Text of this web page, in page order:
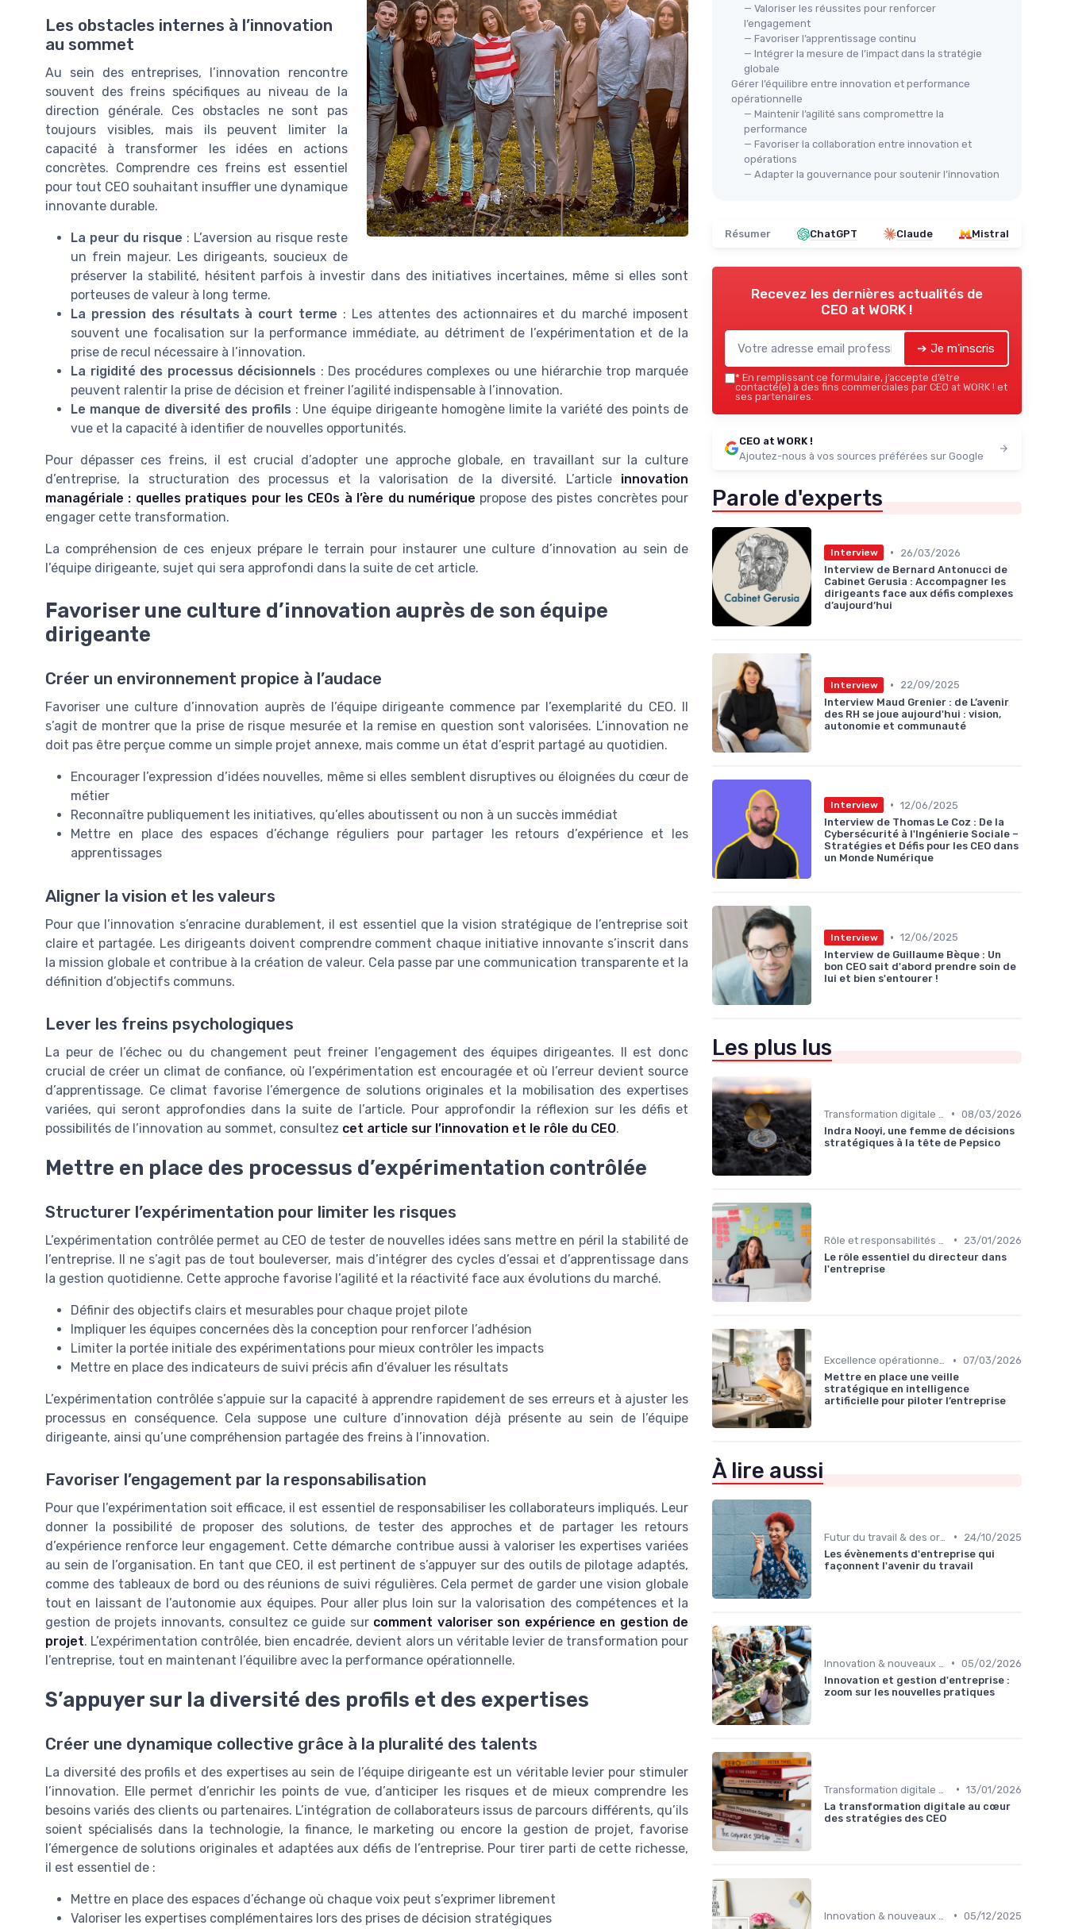
Les obstacles internes à l’innovation
au sommet
Au sein des entreprises, l’innovation rencontre
souvent des freins spécifiques au niveau de la
direction générale. Ces obstacles ne sont pas
toujours visibles, mais ils peuvent limiter la
capacité à transformer les idées en actions
concrètes. Comprendre ces freins est essentiel
pour tout CEO souhaitant insuffler une dynamique
innovante durable.
La peur du risque : L’aversion au risque reste
un frein majeur. Les dirigeants, soucieux de
préserver la stabilité, hésitent parfois à investir dans des initiatives incertaines, même si elles sont
porteuses de valeur à long terme.
La pression des résultats à court terme : Les attentes des actionnaires et du marché imposent
souvent une focalisation sur la performance immédiate, au détriment de l’expérimentation et de la
prise de recul nécessaire à l’innovation.
La rigidité des processus décisionnels : Des procédures complexes ou une hiérarchie trop marquée
peuvent ralentir la prise de décision et freiner l’agilité indispensable à l’innovation.
Le manque de diversité des profils : Une équipe dirigeante homogène limite la variété des points de
vue et la capacité à identifier de nouvelles opportunités.
Pour dépasser ces freins, il est crucial d’adopter une approche globale, en travaillant sur la culture
d’entreprise, la structuration des processus et la valorisation de la diversité. L’article innovation
managériale : quelles pratiques pour les CEOs à l’ère du numérique propose des pistes concrètes pour
engager cette transformation.
La compréhension de ces enjeux prépare le terrain pour instaurer une culture d’innovation au sein de
l’équipe dirigeante, sujet qui sera approfondi dans la suite de cet article.
Favoriser une culture d’innovation auprès de son équipe
dirigeante
Créer un environnement propice à l’audace
Favoriser une culture d’innovation auprès de l’équipe dirigeante commence par l’exemplarité du CEO. Il
s’agit de montrer que la prise de risque mesurée et la remise en question sont valorisées. L’innovation ne
doit pas être perçue comme un simple projet annexe, mais comme un état d’esprit partagé au quotidien.
Encourager l’expression d’idées nouvelles, même si elles semblent disruptives ou éloignées du cœur de
métier
Reconnaître publiquement les initiatives, qu’elles aboutissent ou non à un succès immédiat
Mettre en place des espaces d’échange réguliers pour partager les retours d’expérience et les
apprentissages
Aligner la vision et les valeurs
Pour que l’innovation s’enracine durablement, il est essentiel que la vision stratégique de l’entreprise soit
claire et partagée. Les dirigeants doivent comprendre comment chaque initiative innovante s’inscrit dans
la mission globale et contribue à la création de valeur. Cela passe par une communication transparente et la
définition d’objectifs communs.
Lever les freins psychologiques
La peur de l’échec ou du changement peut freiner l’engagement des équipes dirigeantes. Il est donc
crucial de créer un climat de confiance, où l’expérimentation est encouragée et où l’erreur devient source
d’apprentissage. Ce climat favorise l’émergence de solutions originales et la mobilisation des expertises
variées, qui seront approfondies dans la suite de l’article. Pour approfondir la réflexion sur les défis et
possibilités de l’innovation au sommet, consultez cet article sur l’innovation et le rôle du CEO.
Mettre en place des processus d’expérimentation contrôlée
Structurer l’expérimentation pour limiter les risques
L’expérimentation contrôlée permet au CEO de tester de nouvelles idées sans mettre en péril la stabilité de
l’entreprise. Il ne s’agit pas de tout bouleverser, mais d’intégrer des cycles d’essai et d’apprentissage dans
la gestion quotidienne. Cette approche favorise l’agilité et la réactivité face aux évolutions du marché.
Définir des objectifs clairs et mesurables pour chaque projet pilote
Impliquer les équipes concernées dès la conception pour renforcer l’adhésion
Limiter la portée initiale des expérimentations pour mieux contrôler les impacts
Mettre en place des indicateurs de suivi précis afin d’évaluer les résultats
L’expérimentation contrôlée s’appuie sur la capacité à apprendre rapidement de ses erreurs et à ajuster les
processus en conséquence. Cela suppose une culture d’innovation déjà présente au sein de l’équipe
dirigeante, ainsi qu’une compréhension partagée des freins à l’innovation.
Favoriser l’engagement par la responsabilisation
Pour que l’expérimentation soit efficace, il est essentiel de responsabiliser les collaborateurs impliqués. Leur
donner la possibilité de proposer des solutions, de tester des approches et de partager les retours
d’expérience renforce leur engagement. Cette démarche contribue aussi à valoriser les expertises variées
au sein de l’organisation. En tant que CEO, il est pertinent de s’appuyer sur des outils de pilotage adaptés,
comme des tableaux de bord ou des réunions de suivi régulières. Cela permet de garder une vision globale
tout en laissant de l’autonomie aux équipes. Pour aller plus loin sur la valorisation des compétences et la
gestion de projets innovants, consultez ce guide sur comment valoriser son expérience en gestion de
projet. L’expérimentation contrôlée, bien encadrée, devient alors un véritable levier de transformation pour
l’entreprise, tout en maintenant l’équilibre avec la performance opérationnelle.
S’appuyer sur la diversité des profils et des expertises
Créer une dynamique collective grâce à la pluralité des talents
La diversité des profils et des expertises au sein de l’équipe dirigeante est un véritable levier pour stimuler
l’innovation. Elle permet d’enrichir les points de vue, d’anticiper les risques et de mieux comprendre les
besoins variés des clients ou partenaires. L’intégration de collaborateurs issus de parcours différents, qu’ils
soient spécialisés dans la technologie, la finance, le marketing ou encore la gestion de projet, favorise
l’émergence de solutions originales et adaptées aux défis de l’entreprise. Pour tirer parti de cette richesse,
il est essentiel de :
Mettre en place des espaces d’échange où chaque voix peut s’exprimer librement
Valoriser les expertises complémentaires lors des prises de décision stratégiques
— Valoriser les réussites pour renforcer
l’engagement
— Favoriser l’apprentissage continu
— Intégrer la mesure de l’impact dans la stratégie
globale
Gérer l’équilibre entre innovation et performance
opérationnelle
— Maintenir l’agilité sans compromettre la
performance
— Favoriser la collaboration entre innovation et
opérations
— Adapter la gouvernance pour soutenir l’innovation
Résumer ChatGPT Claude Mistral
Recevez les dernières actualités de
CEO at WORK !
➔ Je m'inscris
* En remplissant ce formulaire, j’accepte d’être
contacté(e) à des fins commerciales par CEO at WORK ! et
ses partenaires.
CEO at WORK !
Ajoutez-nous à vos sources préférées sur Google
Parole d'experts
Interview •
26/03/2026
Interview de Bernard Antonucci de
Cabinet Gerusia : Accompagner les
dirigeants face aux défis complexes
d’aujourd’hui
Interview •
22/09/2025
Interview Maud Grenier : de L’avenir
des RH se joue aujourd'hui : vision,
autonomie et communauté
Interview • 12/06/2025
Interview de Thomas Le Coz : De la
Cybersécurité à l'Ingénierie Sociale –
Stratégies et Défis pour les CEO dans
un Monde Numérique
Interview • 12/06/2025
Interview de Guillaume Bèque : Un
bon CEO sait d'abord prendre soin de
lui et bien s'entourer !
Les plus lus
• 08/03/2026
Indra Nooyi, une femme de décisions
stratégiques à la tête de Pepsico
•
23/01/2026
Le rôle essentiel du directeur dans
l'entreprise
Excellence opérationnelle • 07/03/2026
Mettre en place une veille
stratégique en intelligence
artificielle pour piloter l’entreprise
À lire aussi
•
24/10/2025
Les évènements d'entreprise qui
façonnent l'avenir du travail
• 05/02/2026
Innovation et gestion d'entreprise :
zoom sur les nouvelles pratiques
• 13/01/2026
La transformation digitale au cœur
des stratégies des CEO
• 05/12/2025